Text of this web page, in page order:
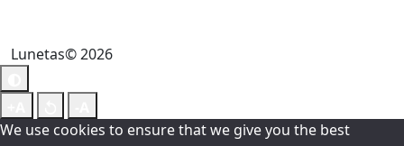
Lunetas© 2026
We use cookies to ensure that we give you the best